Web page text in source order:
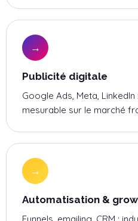
→
Publicité digitale
Google Ads, Meta, LinkedIn
mesurable sur le marché
→
Automatisation &